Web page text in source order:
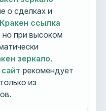
о сделках и
Кракен ссылка
но при высоком
зеркало.
рекомендует
из